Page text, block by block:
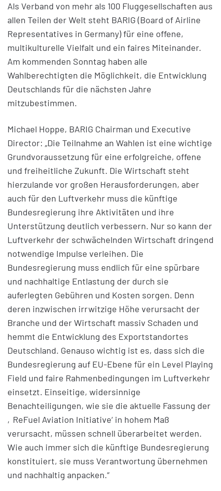
Als Verband von mehr als 100 Fluggesellschaften aus
allen Teilen der Welt steht BARIG (Board of Airline
Representatives in Germany) für eine offene,
multikulturelle Vielfalt und ein faires Miteinander.
Am kommenden Sonntag haben alle
Wahlberechtigten die Möglichkeit, die Entwicklung
Deutschlands für die nächsten Jahre
mitzubestimmen.
Michael Hoppe, BARIG Chairman und Executive
Director: „Die Teilnahme an Wahlen ist eine wichtige
Grundvoraussetzung für eine erfolgreiche, offene
und freiheitliche Zukunft. Die Wirtschaft steht
hierzulande vor großen Herausforderungen, aber
auch für den Luftverkehr muss die künftige
Bundesregierung ihre Aktivitäten und ihre
Unterstützung deutlich verbessern. Nur so kann der
Luftverkehr der schwächelnden Wirtschaft dringend
notwendige Impulse verleihen. Die
Bundesregierung muss endlich für eine spürbare
und nachhaltige Entlastung der durch sie
auferlegten Gebühren und Kosten sorgen. Denn
deren inzwischen irrwitzige Höhe verursacht der
Branche und der Wirtschaft massiv Schaden und
hemmt die Entwicklung des Exportstandortes
Deutschland. Genauso wichtig ist es, dass sich die
Bundesregierung auf EU-Ebene für ein Level Playing
Field und faire Rahmenbedingungen im Luftverkehr
einsetzt. Einseitige, widersinnige
Benachteiligungen, wie sie die aktuelle Fassung der
‚ReFuel Aviation Initiative‘ in hohem Maß
verursacht, müssen schnell überarbeitet werden.
Wie auch immer sich die künftige Bundesregierung
konstituiert, sie muss Verantwortung übernehmen
und nachhaltig anpacken.“